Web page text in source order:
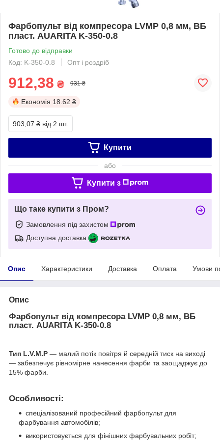
Фарбопульт від компресора LVMP 0,8 мм, ВБ
пласт. AUARITA K-350-0.8
Готово до відправки
Код: K-350-0.8
Опт і роздріб
912,38 ₴ 931 ₴
Економія 18.62 ₴
903,07 ₴ від 2 шт.
Купити
або
Купити з
Що таке купити з Пром?
Замовлення під захистом
Доступна доставка
Опис Характеристики Доставка Оплата Умови
Опис
Фарбопульт від компресора LVMP 0,8 мм, ВБ
пласт. AUARITA K-350-0.8
Тип L.V.M.P — малий потік повітря й середній тиск на виході
— забезпечує рівномірне нанесення фарби та заощаджує до
15% фарби.
Особливості:
спеціалізований професійний фарбопульт для
фарбування автомобілів;
використовується для фінішних фарбувальних робіт;